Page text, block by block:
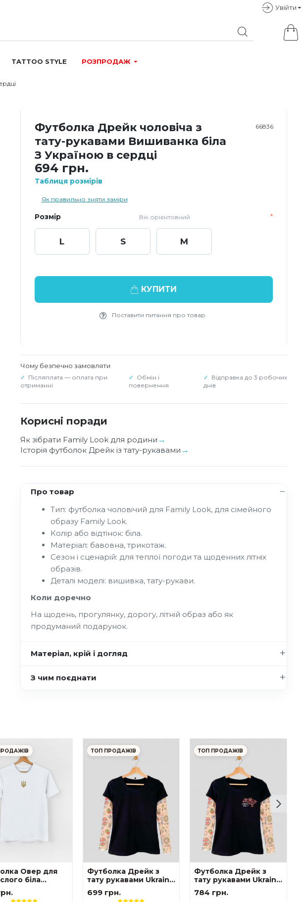
Увiйти
TATTOO STYLE РОЗПРОДАЖ
Футболка Дрейк чоловіча з
тату-рукавами Вишиванка біла
З Україною в сердці
66836
694 грн.
Таблиця розмірів
Як правильно зняти заміри
Розмір Вік орієнтовний
L S M
КУПИТИ
Поставити питання про товар
Чому безпечно замовляти
Післяплата — оплата при
отриманні
Обмін і
повернення
Відправка до 3 робочих
днів
Корисні поради
Як зібрати Family Look для родини
Історія футболок Дрейк із тату-рукавами
Про товар
Тип: футболка чоловічий для Family Look, для сімейного
образу Family Look.
Колір або відтінок: біла.
Матеріал: бавовна, трикотаж.
Сезон і сценарій: для теплої погоди та щоденних літніх
образів.
Деталі моделі: вишивка, тату-рукави.
Коли доречно
На щодень, прогулянку, дорогу, літній образ або як
продуманий подарунок.
Матеріал, крій і догляд
З чим поєднати
Овер для
біла
ТОП ПРОДАЖІВ
Футболка Дрейк з
тату рукавами Ukraine
жіноча
699 грн.
ТОП ПРОДАЖІВ
Футболка Дрейк з
тату рукавами Ukraine
жіноча Українські
мотиви червоно-білі
784 грн.